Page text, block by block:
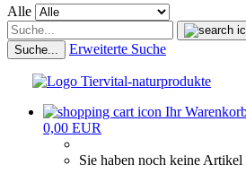
Alle
Suche... Erweiterte Suche
Ihr
0,00 EUR
Sie haben noch keine